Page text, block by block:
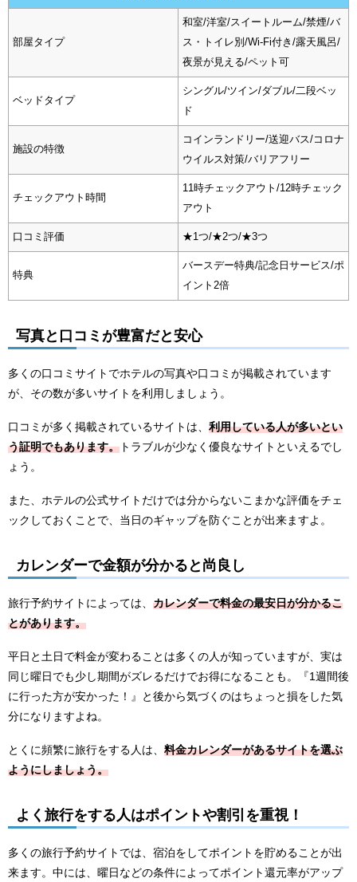
部屋タイプ
和室/洋室/スイートルーム/禁煙/バ
ス・トイレ別/Wi-Fi付き/露天風呂/
夜景が見える/ペット可
ベッドタイプ
シングル/ツイン/ダブル/二段ベッ
ド
施設の特徴
コインランドリー/送迎バス/コロナ
ウイルス対策/バリアフリー
チェックアウト時間
11時チェックアウト/12時チェック
アウト
口コミ評価 ★1つ/★2つ/★3つ
特典
バースデー特典/記念日サービス/ポ
イント2倍
写真と口コミが豊富だと安心
多くの口コミサイトでホテルの写真や口コミが掲載されています
が、その数が多いサイトを利用しましょう。
口コミが多く掲載されているサイトは、 利用している人が多いとい
う証明でもあります。 トラブルが少なく優良なサイトといえるでし
ょう。
また、ホテルの公式サイトだけでは分からないこまかな評価をチェ
ックしておくことで、当日のギャップを防ぐことが出来ますよ。
カレンダーで金額が分かると尚良し
旅行予約サイトによっては、 カレンダーで料金の最安日が分かるこ
とがあります。
平日と土日で料金が変わることは多くの人が知っていますが、実は
同じ曜日でも少し期間がズレるだけでお得になることも。『1週間後
に行った方が安かった！』と後から気づくのはちょっと損をした気
分になりますよね。
とくに頻繁に旅行をする人は、 料金カレンダーがあるサイトを選ぶ
ようにしましょう。
よく旅行をする人はポイントや割引を重視！
多くの旅行予約サイトでは、宿泊をしてポイントを貯めることが出
来ます。中には、曜日などの条件によってポイント還元率がアップ